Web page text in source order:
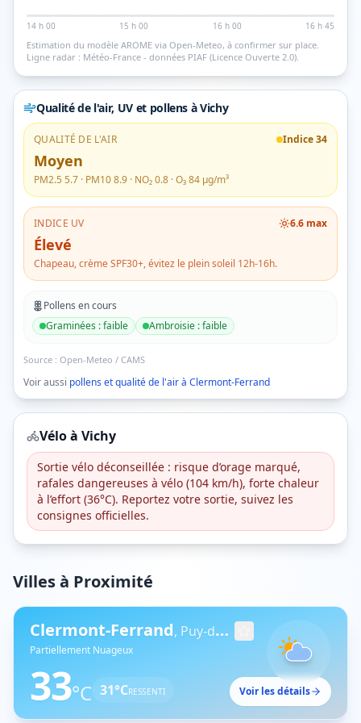
14 h 00 15 h 00 16 h 00 16 h 45
Estimation du modèle AROME via Open-Meteo, à confirmer sur place.
Ligne radar : Météo-France - données PIAF (Licence Ouverte 2.0).
Qualité de l'air, UV et pollens à Vichy
QUALITÉ DE L'AIR Indice34
Moyen
PM2.5 5.7 · PM108.9 · NO₂0.8 · O₃84 µg/m³
INDICE UV 6.6 max
Élevé
Chapeau, crème SPF30+, évitez le plein soleil 12h-16h.
Pollens en cours
Graminées :faible Ambroisie :faible
Source : Open-Meteo / CAMS
Voir aussi pollens et qualité de l'air à Clermont-Ferrand
Vélo à Vichy
Sortie vélo déconseillée : risque d’orage marqué,
rafales dangereuses à vélo (104 km/h), forte chaleur
à l’effort (36°C). Reportez votre sortie, suivez les
consignes officielles.
Villes à Proximité
Clermont-Ferrand, Puy-de-Dôme
Partiellement Nuageux
33°C 31°CRESSENTI Voir les détails